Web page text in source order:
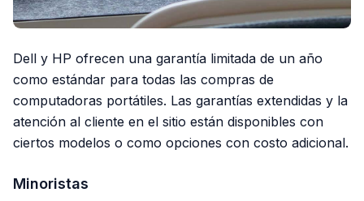
Dell y HP ofrecen una garantía limitada de un año
como estándar para todas las compras de
computadoras portátiles. Las garantías extendidas y la
atención al cliente en el sitio están disponibles con
ciertos modelos o como opciones con costo adicional.
Minoristas